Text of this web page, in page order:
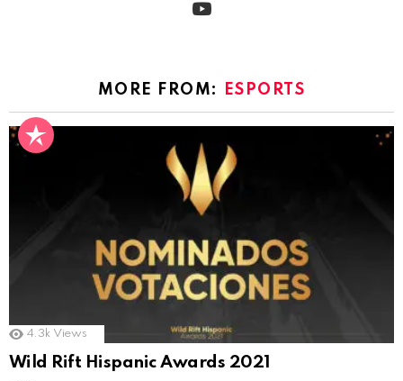
MORE FROM: ESPORTS
4.3k Views
Wild Rift Hispanic Awards 2021